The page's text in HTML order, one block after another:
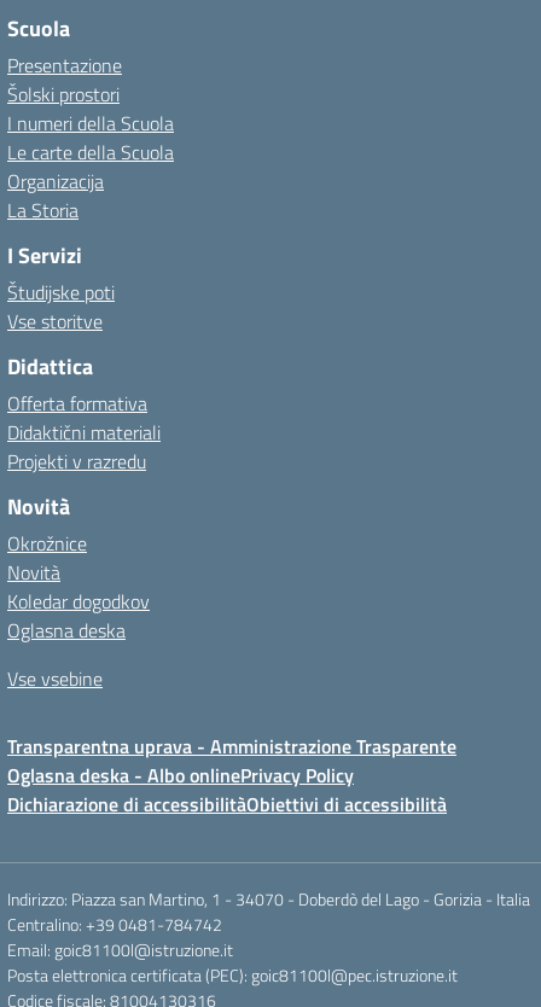
Scuola
Presentazione
Šolski prostori
I numeri della Scuola
Le carte della Scuola
Organizacija
La Storia
I Servizi
Študijske poti
Vse storitve
Didattica
Offerta formativa
Didaktični materiali
Projekti v razredu
Novità
Okrožnice
Novità
Koledar dogodkov
Oglasna deska
Vse vsebine
Transparentna uprava - Amministrazione Trasparente
Oglasna deska - Albo onlinePrivacy Policy
Dichiarazione di accessibilitàObiettivi di accessibilità
Indirizzo: Piazza san Martino, 1 - 34070 - Doberdò del Lago - Gorizia - Italia
Centralino: +39 0481-784742
Email: goic81100l@istruzione.it
Posta elettronica certificata (PEC): goic81100l@pec.istruzione.it
Codice fiscale: 81004130316